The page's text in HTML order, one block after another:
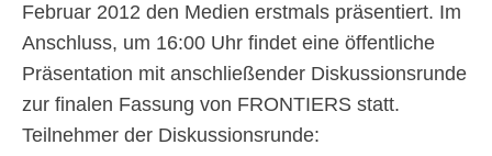
Februar 2012 den Medien erstmals präsentiert. Im
Anschluss, um 16:00 Uhr findet eine öffentliche
Präsentation mit anschließender Diskussionsrunde
zur finalen Fassung von FRONTIERS statt.
Teilnehmer der Diskussionsrunde: